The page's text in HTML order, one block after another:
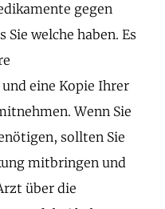
gegen
welche haben. Es
eine Kopie Ihrer
Wenn Sie
sollten Sie
mitbringen und
über die